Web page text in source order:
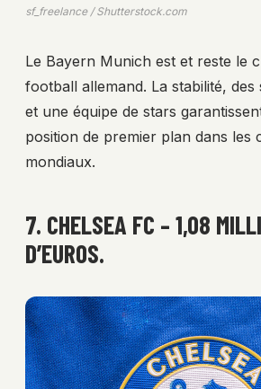
sf_freelance / Shutterstock.com
Le Bayern Munich est et reste le
football allemand. La stabilité,
et une équipe de stars
position de premier plan dans les
mondiaux.
7. CHELSEA FC – 1,08
D’EUROS.